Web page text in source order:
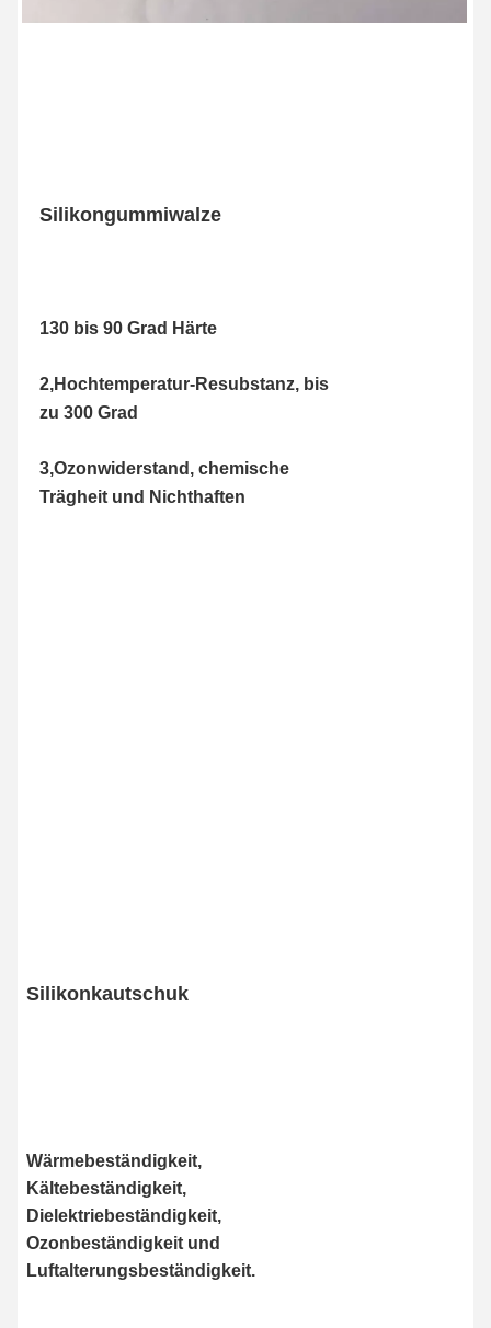
Silikongummiwalze
130 bis 90 Grad Härte
2,Hochtemperatur-Resubstanz, bis
zu 300 Grad
3,Ozonwiderstand, chemische
Trägheit und Nichthaften
Silikonkautschuk
Wärmebeständigkeit,
Kältebeständigkeit,
Dielektriebeständigkeit,
Ozonbeständigkeit und
Luftalterungsbeständigkeit.